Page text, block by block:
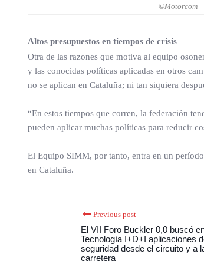
©Motorcom
Altos presupuestos en tiempos de crisis
Otra de las razones que motiva al equipo
y las conocidas políticas aplicadas en otros
no se aplican en Cataluña; ni tan siquiera
“En estos tiempos que corren, la federación
pueden aplicar muchas políticas para reducir
El Equipo SIMM, por tanto, entra en un
en Cataluña.
Previous post
El VII Foro Buckler 0,0 buscó
Tecnología I+D+I aplicaciones
seguridad desde el circuito y a
carretera